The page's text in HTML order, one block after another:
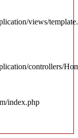
views/
controllers/
index.php